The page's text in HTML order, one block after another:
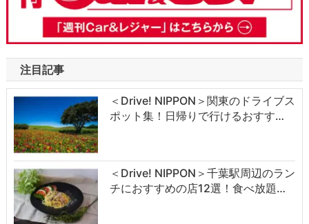
注目記事
＜Drive! NIPPON＞関東のドライブス
ポット集！日帰りで行けるおすす…
＜Drive! NIPPON＞千葉駅周辺のラン
チにおすすめの店12選！食べ放題…